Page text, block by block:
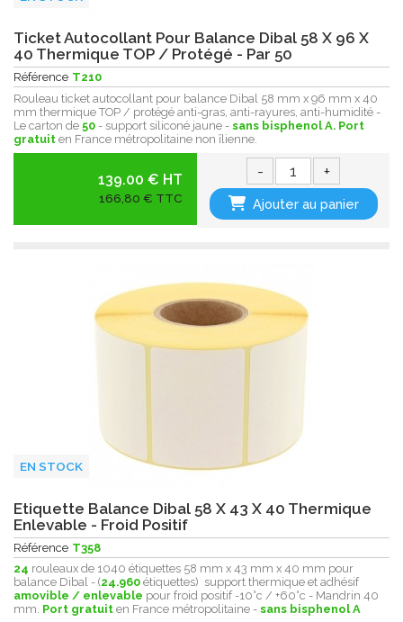
Ticket Autocollant Pour Balance Dibal 58 X 96 X
40 Thermique TOP / Protégé - Par 50
Référence T210
Rouleau ticket autocollant pour balance Dibal 58 mm x 96 mm x 40
mm thermique TOP / protégé anti-gras, anti-rayures, anti-humidité -
Le carton de 50 - support siliconé jaune - sans bisphenol A. Port
gratuit en France métropolitaine non îlienne.
139.00 € HT
166,80 € TTC
- +
Ajouter au panier
EN STOCK
Etiquette Balance Dibal 58 X 43 X 40 Thermique
Enlevable - Froid Positif
Référence T358
24 rouleaux de 1040 étiquettes 58 mm x 43 mm x 40 mm pour
balance Dibal - (24.960 étiquettes) support thermique et adhésif
amovible / enlevable pour froid positif -10°c / +60°c - Mandrin 40
mm. Port gratuit en France métropolitaine - sans bisphenol A